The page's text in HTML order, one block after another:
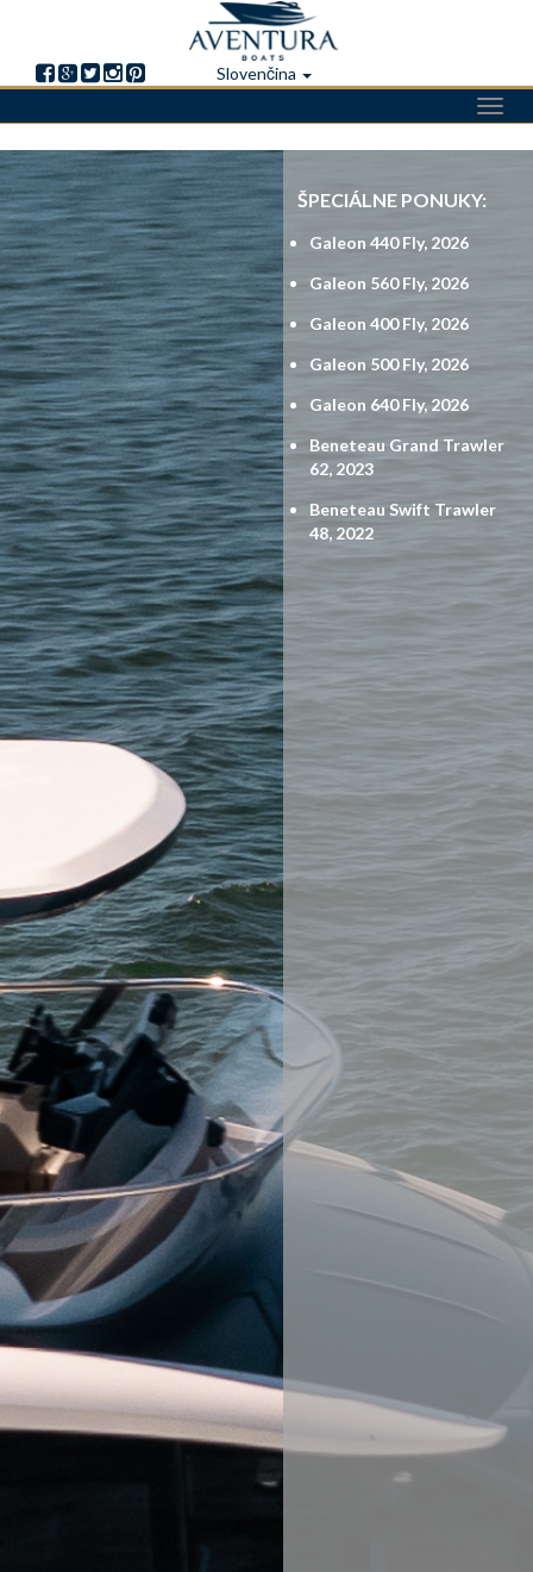
Skočiť
na
hlavný
obsah
Slovenčina
ŠPECIÁLNE PONUKY:
Galeon 440 Fly, 2026
Galeon 560 Fly, 2026
Galeon 400 Fly, 2026
Galeon 500 Fly, 2026
Galeon 640 Fly, 2026
Beneteau Grand Trawler
62, 2023
Beneteau Swift Trawler
48, 2022